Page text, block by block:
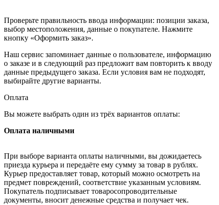
Проверьте правильность ввода информации: позиции заказа,
выбор местоположения, данные о покупателе. Нажмите
кнопку «Оформить заказ».
Наш сервис запоминает данные о пользователе, информацию
о заказе и в следующий раз предложит вам повторить к вводу
данные предыдущего заказа. Если условия вам не подходят,
выбирайте другие варианты.
Оплата
Вы можете выбрать один из трёх вариантов оплаты:
Оплата наличными
При выборе варианта оплаты наличными, вы дожидаетесь
приезда курьера и передаёте ему сумму за товар в рублях.
Курьер предоставляет товар, который можно осмотреть на
предмет повреждений, соответствие указанным условиям.
Покупатель подписывает товаросопроводительные
документы, вносит денежные средства и получает чек.